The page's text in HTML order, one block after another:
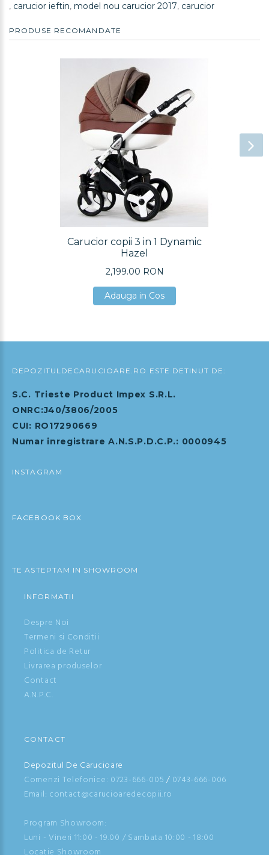
, carucior ieftin, model nou carucior 2017, carucior
PRODUSE RECOMANDATE
Carucior copii 3 in 1 Dynamic
Hazel
2,199.00 RON
Adauga in Cos
Adauga in Cos
DEPOZITULDECARUCIOARE.RO ESTE DETINUT DE:
S.C. Trieste Product Impex S.R.L.
ONRC:J40/3806/2005
CUI: RO17290669
Numar inregistrare A.N.S.P.D.C.P.: 0000945
INSTAGRAM
FACEBOOK BOX
TE ASTEPTAM IN SHOWROOM
INFORMATII
Despre Noi
Termeni si Conditii
Politica de Retur
Livrarea produselor
Contact
A.N.P.C.
CONTACT
Depozitul De Carucioare
Comenzi Telefonice: 0723-666-005 / 0743-666-006
Email: contact@carucioaredecopii.ro
Program Showroom:
Luni - Vineri 11:00 - 19.00 / Sambata 10:00 - 18:00